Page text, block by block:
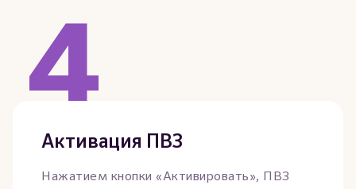
4
Активация ПВЗ
Нажатием кнопки «Активировать», ПВЗ